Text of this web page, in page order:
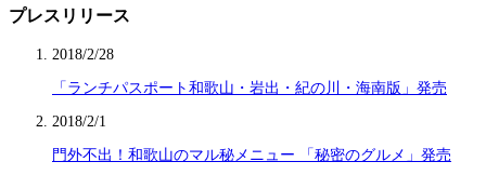
プレスリリース
2018/2/28
「ランチパスポート和歌山・岩出・紀の川・海南版」発売
2018/2/1
門外不出！和歌山のマル秘メニュー 「秘密のグルメ」発売